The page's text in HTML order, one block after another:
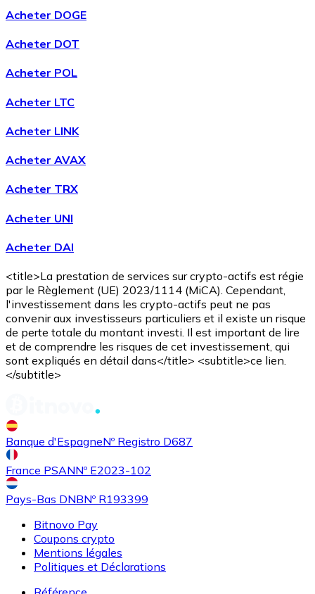
Acheter DOGE
Acheter DOT
Acheter POL
Acheter LTC
Acheter LINK
Acheter AVAX
Acheter TRX
Acheter UNI
Acheter DAI
<title>La prestation de services sur crypto-actifs est régie
par le Règlement (UE) 2023/1114 (MiCA). Cependant,
l'investissement dans les crypto-actifs peut ne pas
convenir aux investisseurs particuliers et il existe un risque
de perte totale du montant investi. Il est important de lire
et de comprendre les risques de cet investissement, qui
sont expliqués en détail dans</title> <subtitle>ce lien.
</subtitle>
Banque d'EspagneNº Registro D687
France PSANNº E2023-102
Pays-Bas DNBNº R193399
Bitnovo Pay
Coupons crypto
Mentions légales
Politiques et Déclarations